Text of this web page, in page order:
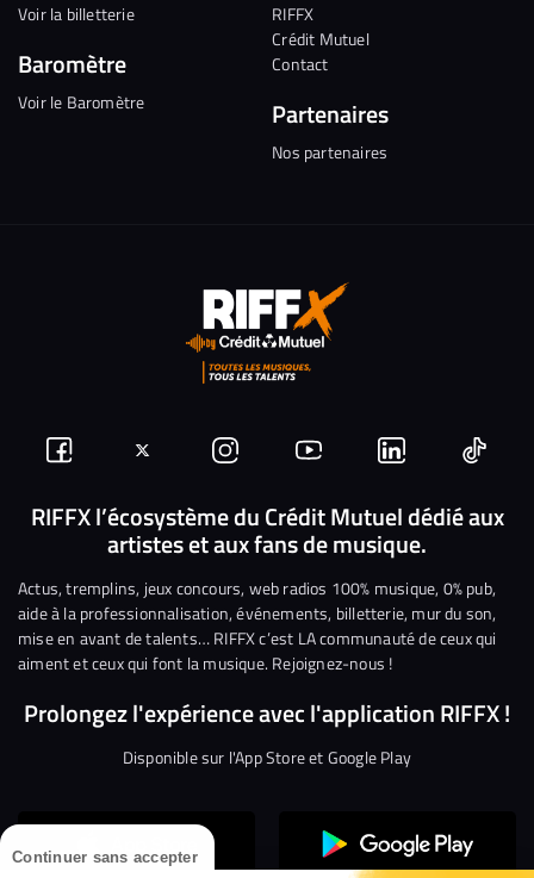
Continuer sans accepter
Voir la billetterie
Baromètre
Voir le Baromètre
RIFFX
Crédit Mutuel
Contact
Partenaires
Nos partenaires
Suivez-
nous
Facebook
Suivez-
nous
sur
Twitter
Nous
rejoindre
sur
Instagram
Nous
rejoindre
sur
YouTube
Nous
rejoindre
sur
Linkedin
Nous
RIFFX l’écosystème du Crédit Mutuel dédié aux
artistes et aux fans de musique.
Actus, tremplins, jeux concours, web radios 100% musique, 0% pub,
aide à la professionnalisation, événements, billetterie, mur du son,
mise en avant de talents… RIFFX c’est LA communauté de ceux qui
aiment et ceux qui font la musique. Rejoignez-nous !
Prolongez l'expérience avec l'application RIFFX !
Disponible sur l'App Store et Google Play